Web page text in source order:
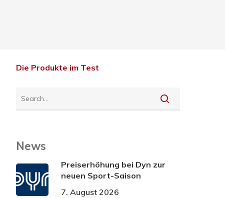
Die Produkte im Test
News
Preiserhöhung bei Dyn zur
neuen Sport-Saison
7. August 2026